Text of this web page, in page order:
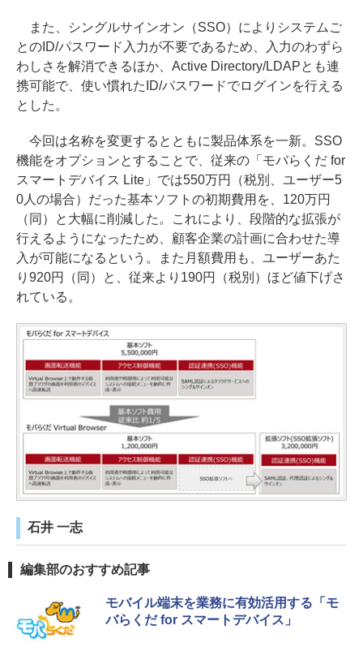
また、シングルサインオン（SSO）によりシステムご
とのID/パスワード入力が不要であるため、入力のわずら
わしさを解消できるほか、Active Directory/LDAPとも連
携可能で、使い慣れたID/パスワードでログインを行える
とした。
今回は名称を変更するとともに製品体系を一新。SSO
機能をオプションとすることで、従来の「モバらくだ for
スマートデバイス Lite」では550万円（税別、ユーザー5
0人の場合）だった基本ソフトの初期費用を、120万円
（同）と大幅に削減した。これにより、段階的な拡張が
行えるようになったため、顧客企業の計画に合わせた導
入が可能になるという。また月額費用も、ユーザーあた
り920円（同）と、従来より190円（税別）ほど値下げさ
れている。
石井 一志
編集部のおすすめ記事
モバイル端末を業務に有効活用する「モ
バらくだ for スマートデバイス」